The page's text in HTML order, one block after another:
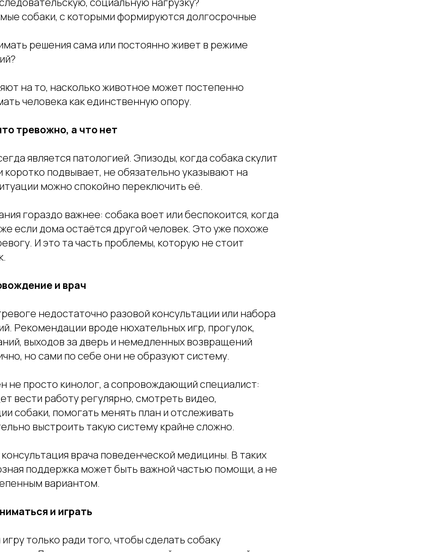
собаки, с которыми формируются долгосрочные
решения сама или постоянно живет в режиме
на то, насколько животное может постепенно
человека как единственную опору.
тревожно, а что нет
является патологией. Эпизоды, когда собака скулит
коротко подвывает, не обязательно указывают на
можно спокойно переключить её.
гораздо важнее: собака воет или беспокоится, когда
если дома остаётся другой человек. Это уже похоже
И это та часть проблемы, которую не стоит
и врач
недостаточно разовой консультации или набора
Рекомендации вроде нюхательных игр, прогулок,
выходов за дверь и немедленных возвращений
но сами по себе они не образуют систему.
не просто кинолог, а сопровождающий специалист:
вести работу регулярно, смотреть видео,
собаки, помогать менять план и отслеживать
выстроить такую систему крайне сложно.
врача поведенческой медицины. В таких
поддержка может быть важной частью помощи, а не
вариантом.
и играть
только ради того, чтобы сделать собаку